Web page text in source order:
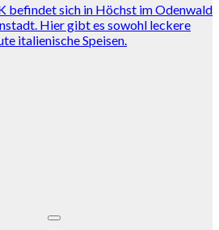
befindet sich in Höchst im Odenwald
Hier gibt es sowohl leckere
italienische Speisen.